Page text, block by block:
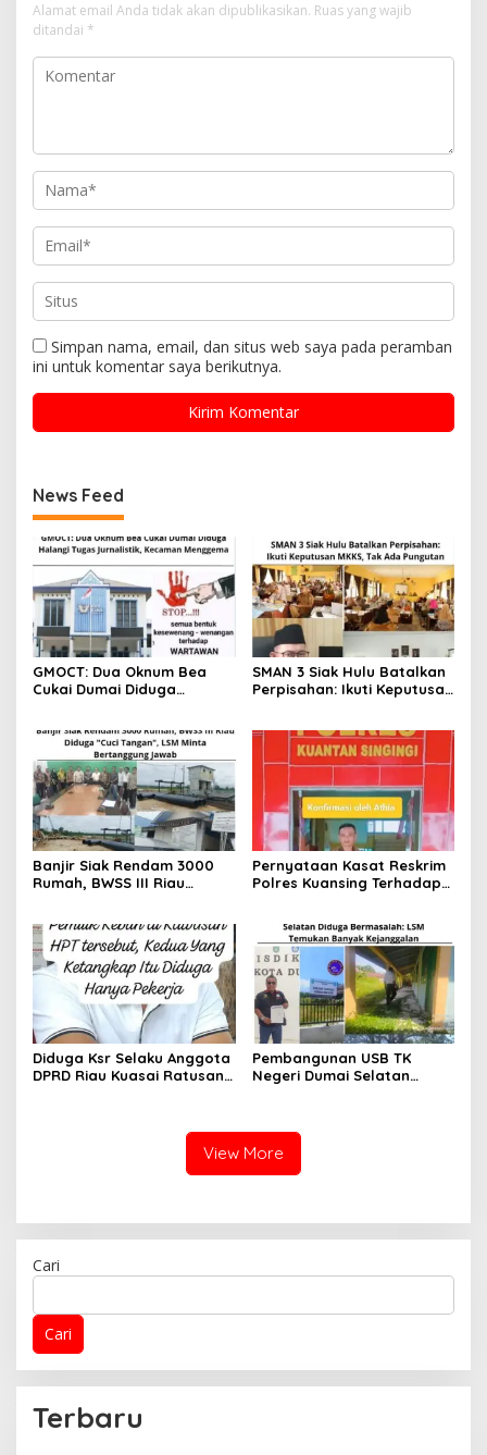
Alamat email Anda tidak akan dipublikasikan. Ruas yang wajib
ditandai *
Simpan nama, email, dan situs web saya pada peramban
ini untuk komentar saya berikutnya.
News Feed
GMOCT: Dua Oknum Bea
Cukai Dumai Diduga
SMAN 3 Siak Hulu Batalkan
Perpisahan: Ikuti Keputusan
Banjir Siak Rendam 3000
Rumah, BWSS III Riau
Pertanggungjawaban
Pernyataan Kasat Reskrim
Polres Kuansing Terhadap
Kawasan HPT.
Diduga Ksr Selaku Anggota
DPRD Riau Kuasai Ratusan
Pembangunan USB TK
Negeri Dumai Selatan
View More
Cari
Cari
Terbaru